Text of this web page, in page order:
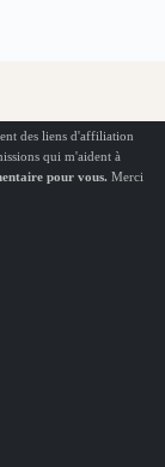
des liens d'affiliation
qui m'aident à
pour vous. Merci